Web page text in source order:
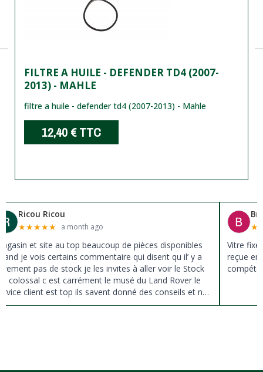
FILTRE A HUILE - DEFENDER TD4 (2007-
2013) - MAHLE
filtre a huile - defender td4 (2007-2013) - Mahle
12,40 €TTC
Ricou Ricou
★★★★★ a month ago
et site au top beaucoup de pièces disponibles
je vois certains commentaire qui disent qu il’ y a
pas de stock je les invites à aller voir le Stock
colossal c est carrément le musé du Land Rover le
client est top ils savent donné des conseils et ne
pas à la vente ils sont vraiment au top du top
★
Vitre
reçue